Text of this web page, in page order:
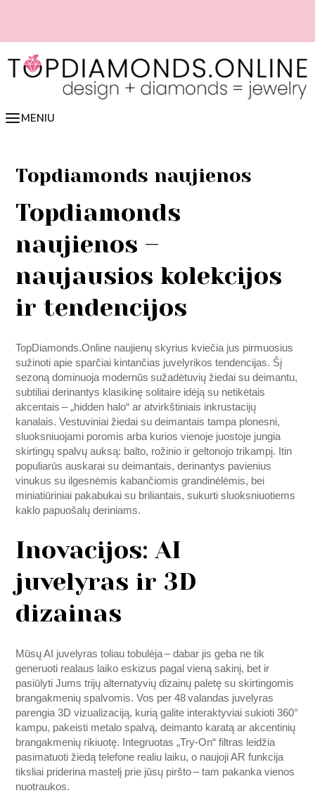
📏 Lengvai nustatyk žiedo dydį online 👉 spausk čia
MENIU
Topdiamonds naujienos
Topdiamonds
naujienos –
naujausios kolekcijos
ir tendencijos
TopDiamonds.Online naujienų skyrius kviečia jus pirmuosius
sužinoti apie sparčiai kintančias juvelyrikos tendencijas. Šį
sezoną dominuoja modernūs sužadėtuvių žiedai su deimantu,
subtiliai derinantys klasikinę solitaire idėją su netikėtais
akcentais – „hidden halo“ ar atvirkštiniais inkrustacijų
kanalais. Vestuviniai žiedai su deimantais tampa plonesni,
sluoksniuojami poromis arba kurios vienoje juostoje jungia
skirtingų spalvų auksą: balto, rožinio ir geltonojo trikampį. Itin
populiarūs auskarai su deimantais, derinantys pavienius
vinukus su ilgesnėmis kabančiomis grandinėlėmis, bei
miniatiūriniai pakabukai su briliantais, sukurti sluoksniuotiems
kaklo papuošalų deriniams.
Inovacijos: AI
juvelyras ir 3D
dizainas
Mūsų AI juvelyras toliau tobulėja – dabar jis geba ne tik
generuoti realaus laiko eskizus pagal vieną sakinį, bet ir
pasiūlyti Jums trijų alternatyvių dizainų paletę su skirtingomis
brangakmenių spalvomis. Vos per 48 valandas juvelyras
parengia 3D vizualizaciją, kurią galite interaktyviai sukioti 360°
kampu, pakeisti metalo spalvą, deimanto karatą ar akcentinių
brangakmenių rikiuotę. Integruotas „Try‑On“ filtras leidžia
pasimatuoti žiedą telefone realiu laiku, o naujoji AR funkcija
tiksliai priderina mastelį prie jūsų piršto – tam pakanka vienos
nuotraukos.